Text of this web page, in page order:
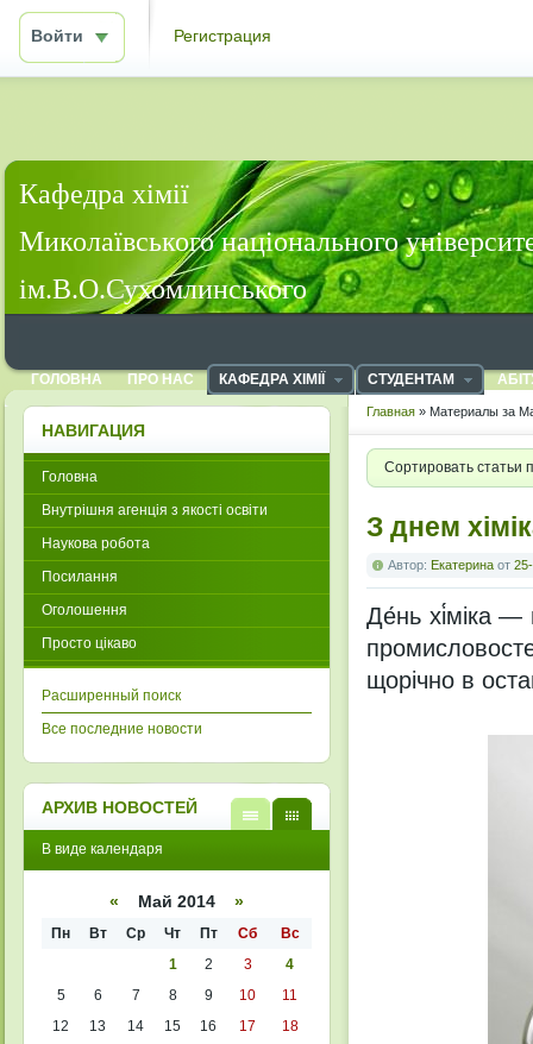
Войти Регистрация
Кафедра хімії
Миколаївського національного
ім.В.О.Сухомлинського
ГОЛОВНА ПРО НАС КАФЕДРА ХІМІЇ СТУДЕНТАМ
Главная » Материалы за
Сортировать статьи
З днем
Автор: Екатерина от
Де́нь хі́міка —
щорічно в
НАВИГАЦИЯ
Головна
Внутрішня агенція з якості освіти
Наукова робота
Посилання
Оголошення
Просто цікаво
Расширенный поиск
Все последние новости
АРХИВ НОВОСТЕЙ
кален
списк
В виде календаря
« Май 2014 »
Пн Вт Ср Чт Пт Сб
Вс
1
2 3
4
5
6 7 8 9 10
11
12
13 14 15 16 17
18